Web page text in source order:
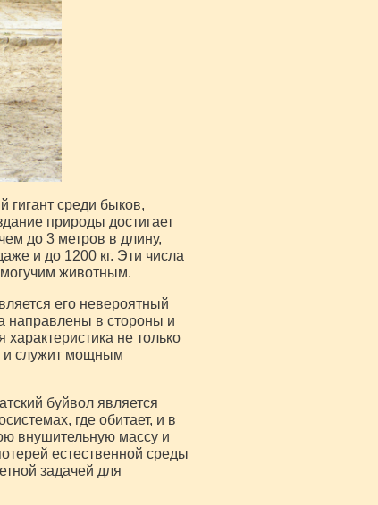
гигант среди быков,
природы достигает
до 3 метров в длину,
и до 1200 кг. Эти числа
могучим животным.
его невероятный
направлены в стороны и
не только
и служит мощным
буйвол является
где обитает, и в
внушительную массу и
естественной среды
задачей для